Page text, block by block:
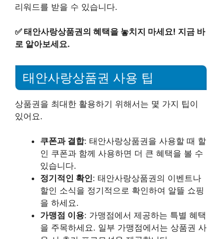
리워드를 받을 수 있습니다.
✅태안사랑상품권의 혜택을 놓치지 마세요! 지금 바
로 알아보세요.
태안사랑상품권 사용 팁
상품권을 최대한 활용하기 위해서는 몇 가지 팁이
있어요.
쿠폰과 결합: 태안사랑상품권을 사용할 때 할
인 쿠폰과 함께 사용하면 더 큰 혜택을 볼 수
있습니다.
정기적인 확인: 태안사랑상품권의 이벤트나
할인 소식을 정기적으로 확인하여 알뜰 쇼핑
을 하세요.
가맹점 이용: 가맹점에서 제공하는 특별 혜택
을 주목하세요. 일부 가맹점에서는 상품권 사